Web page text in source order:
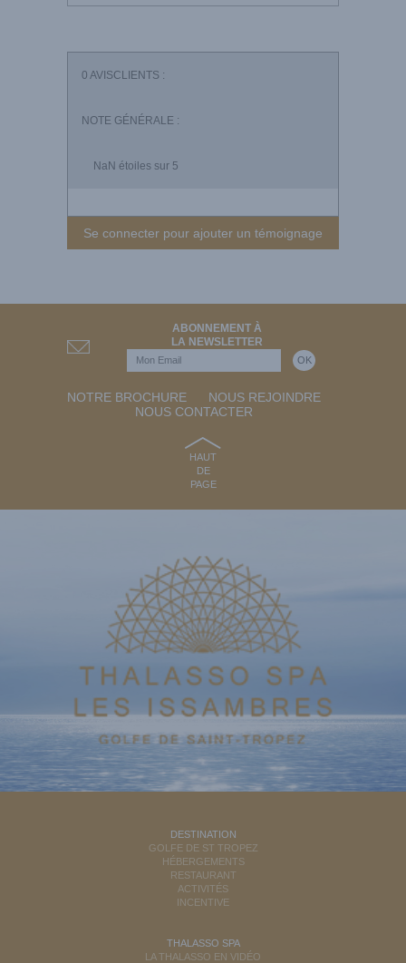
0 AVISCLIENTS :
NOTE GÉNÉRALE :
NaN étoiles sur 5
Se connecter pour ajouter un témoignage
ABONNEMENT À
LA NEWSLETTER
NOTRE BROCHURE
NOUS REJOINDRE
NOUS CONTACTER
HAUT
DE
PAGE
DESTINATION
GOLFE DE ST TROPEZ
HÉBERGEMENTS
RESTAURANT
ACTIVITÉS
INCENTIVE
THALASSO SPA
LA THALASSO EN VIDÉO